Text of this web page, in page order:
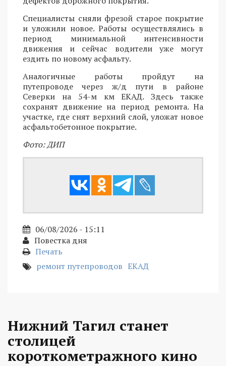
Специалисты сняли фрезой старое покрытие
и уложили новое. Работы осуществлялись в
период минимальной интенсивности
движения и сейчас водители уже могут
ездить по новому асфальту.
Аналогичные работы пройдут на
путепроводе через ж/д пути в районе
Северки на 54-м км ЕКАД. Здесь также
сохранят движение на период ремонта. На
участке, где снят верхний слой, уложат новое
асфальтобетонное покрытие.
Фото: ДИП
06/08/2026 - 15:11
Повестка дня
Печать
ремонт путепроводов ЕКАД
Нижний Тагил станет
столицей
короткометражного кино